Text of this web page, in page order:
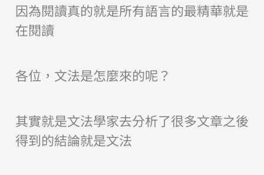
因為閱讀真的就是所有語言的最精華就是
在閱讀
各位，文法是怎麼來的呢？
其實就是文法學家去分析了很多文章之後
得到的結論就是文法